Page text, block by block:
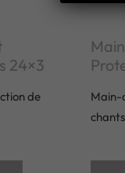
24×3
de
Main-